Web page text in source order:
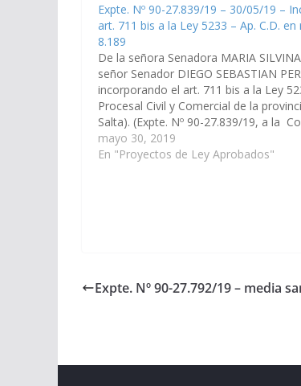
Expte. Nº 90-27.839/19 – 30/05/19 –
art. 711 bis a la Ley 5233 – Ap. C.D. en
8.189
De la señora Senadora MARIA
señor Senador DIEGO SEBASTIAN
incorporando el art. 711 bis a la Ley
Procesal Civil y Comercial de la
Salta). (Expte. Nº 90-27.839/19, a la
Legislación General, del Trabajo y
Previsional). Aprobado el 05/09/2019
mayo 30, 2019
En "Proyectos de Ley Aprobados"
Expte. Nº 90-27.792/19 – media